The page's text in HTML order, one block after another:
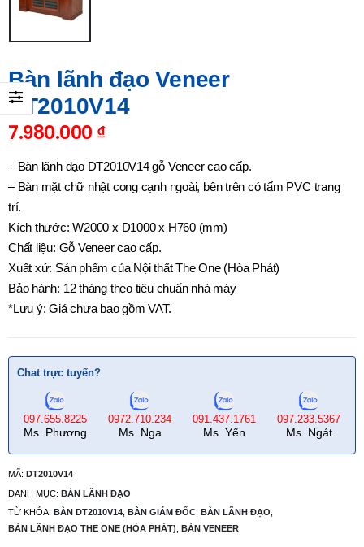
Bàn lãnh đạo Veneer
DT2010V14
7.980.000 ₫
– Bàn lãnh đạo DT2010V14 gỗ Veneer cao cấp.
– Bàn mặt chữ nhật cong cạnh ngoài, bên trên có tấm PVC trang
trí.
Kích thước: W2000 x D1000 x H760 (mm)
Chất liệu: Gỗ Veneer cao cấp.
Xuất xứ: Sản phẩm của Nội thất The One (Hòa Phát)
Bảo hành: 12 tháng theo tiêu chuẩn nhà máy
*Lưu ý: Giá chưa bao gồm VAT.
Chat trực tuyến?
097.655.8225
Ms. Phương
0972.710.234
Ms. Nga
091.437.1761
Ms. Yến
097.233.5367
Ms. Ngát
MÃ: DT2010V14
DANH MỤC: BÀN LÃNH ĐẠO
TỪ KHÓA: BÀN DT2010V14 BÀN GIÁM ĐỐC BÀN LÃNH ĐẠO
BÀN LÃNH ĐẠO THE ONE (HÒA PHÁT)
BÀN VENEER